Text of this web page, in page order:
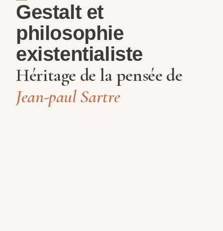
Gestalt et
philosophie
existentialiste
Héritage de la pensée de
Jean-paul Sartre